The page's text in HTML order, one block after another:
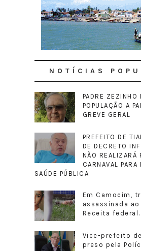
NOTÍCIAS
PADRE ZEZINHO
POPULAÇÃO A
GREVE GERAL
PREFEITO DE
DE DECRETO
NÃO REALIZARÁ
CARNAVAL
SAÚDE PÚBLICA
Em Camocim,
assassinada
Receita federal.
Vice-prefeito
preso pela